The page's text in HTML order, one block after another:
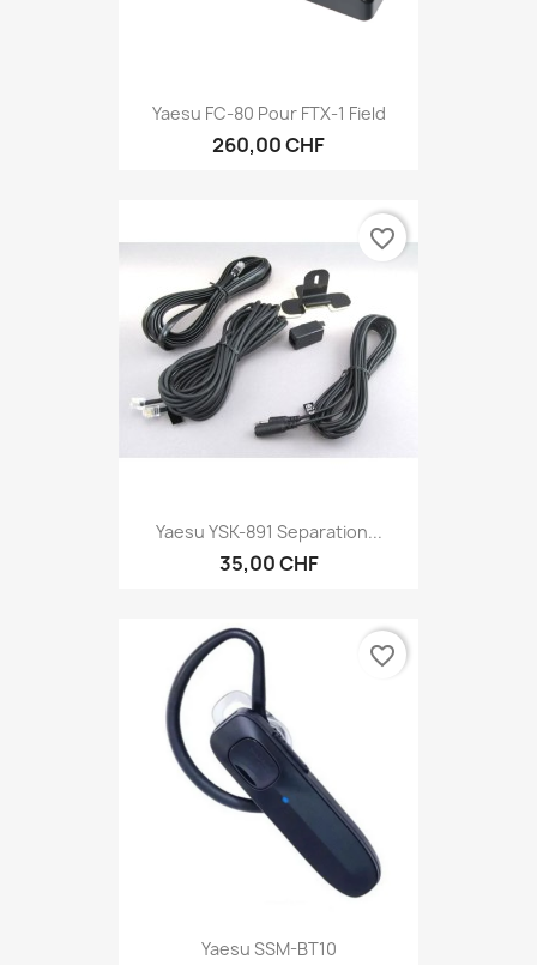
Yaesu FC-80 Pour FTX-1 Field
260,00 CHF
Yaesu YSK-891 Separation...
35,00 CHF
favorite_border
Yaesu SSM-BT10
favorite_border